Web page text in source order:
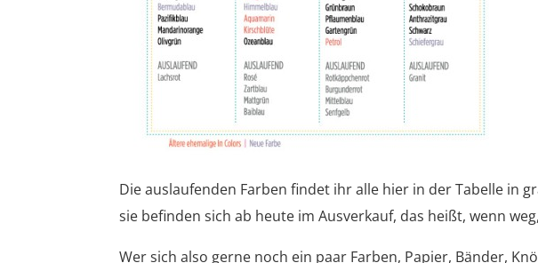
Die auslaufenden Farben findet ihr alle hier in der Tabelle in
sie befinden sich ab heute im Ausverkauf, das heißt, wenn
Wer sich also gerne noch ein paar Farben, Papier, Bänder,